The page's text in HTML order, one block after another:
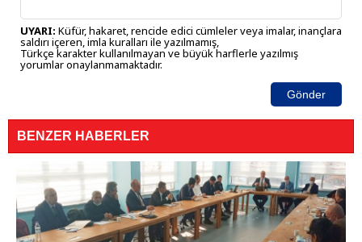
UYARI: Küfür, hakaret, rencide edici cümleler veya imalar, inançlara
saldırı içeren, imla kuralları ile yazılmamış,
Türkçe karakter kullanılmayan ve büyük harflerle yazılmış
yorumlar onaylanmamaktadır.
Gönder
BENZER HABERLER